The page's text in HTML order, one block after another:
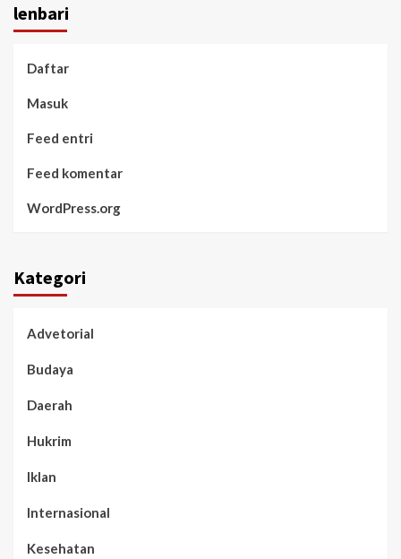
lenbari
Daftar
Masuk
Feed entri
Feed komentar
WordPress.org
Kategori
Advetorial
Budaya
Daerah
Hukrim
Iklan
Internasional
Kesehatan